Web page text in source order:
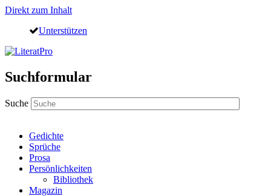
Direkt zum Inhalt
Unterstützen
Suchformular
Suche
Gedichte
Sprüche
Prosa
Persönlichkeiten
Bibliothek
Magazin